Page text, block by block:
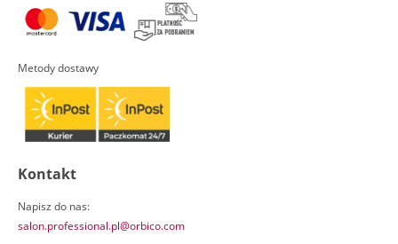
Metody dostawy
Kontakt
Napisz do nas:
salon.professional.pl@orbico.com